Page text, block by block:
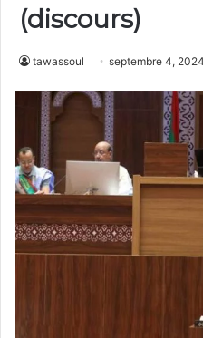
(discours)
tawassoul septembre 4, 2024